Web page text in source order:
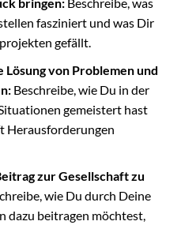
fasziniert und was Dir
gefällt.
von Problemen und
Beschreibe, wie Du in der
gemeistert hast
Herausforderungen
zur Gesellschaft zu
wie Du durch Deine
dazu beitragen möchtest,